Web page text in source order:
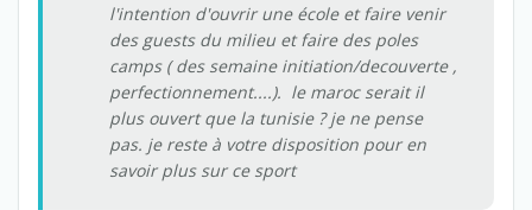
l'intention d'ouvrir une école et faire venir
des guests du milieu et faire des poles
camps ( des semaine initiation/decouverte ,
perfectionnement....). le maroc serait il
plus ouvert que la tunisie ? je ne pense
pas. je reste à votre disposition pour en
savoir plus sur ce sport